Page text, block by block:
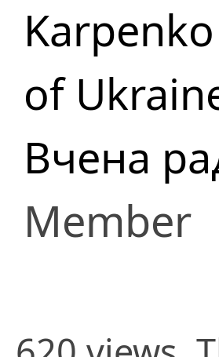
of
Вчена
Member